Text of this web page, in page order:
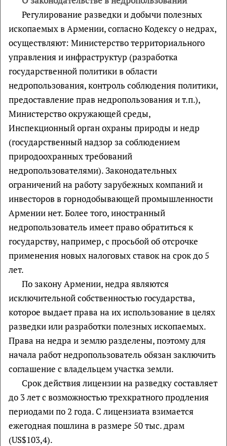
Регулирование разведки и добычи полезных
ископаемых в Армении, согласно Кодексу о недрах,
осуществляют: Министерство территориального
управления и инфраструктур (разработка
государственной политики в области
недропользования, контроль соблюдения политики,
предоставление прав недропользования и т.п.),
Министерство окружающей среды,
Инспекционный орган охраны природы и недр
(государственный надзор за соблюдением
природоохранных требований
недропользователями). Законодательных
ограничений на работу зарубежных компаний и
инвесторов в горнодобывающей промышленности
Армении нет. Более того, иностранный
недропользователь имеет право обратиться к
государству, например, с просьбой об отсрочке
применения новых налоговых ставок на срок до 5
лет.
По закону Армении, недра являются
исключительной собственностью государства,
которое выдает права на их использование в целях
разведки или разработки полезных ископаемых.
Права на недра и землю разделены, поэтому для
начала работ недропользователь обязан заключить
соглашение с владельцем участка земли.
Срок действия лицензии на разведку составляет
до 3 лет с возможностью трехкратного продления
периодами по 2 года. С лицензиата взимается
ежегодная пошлина в размере 50 тыс. драм
(US$103,4).